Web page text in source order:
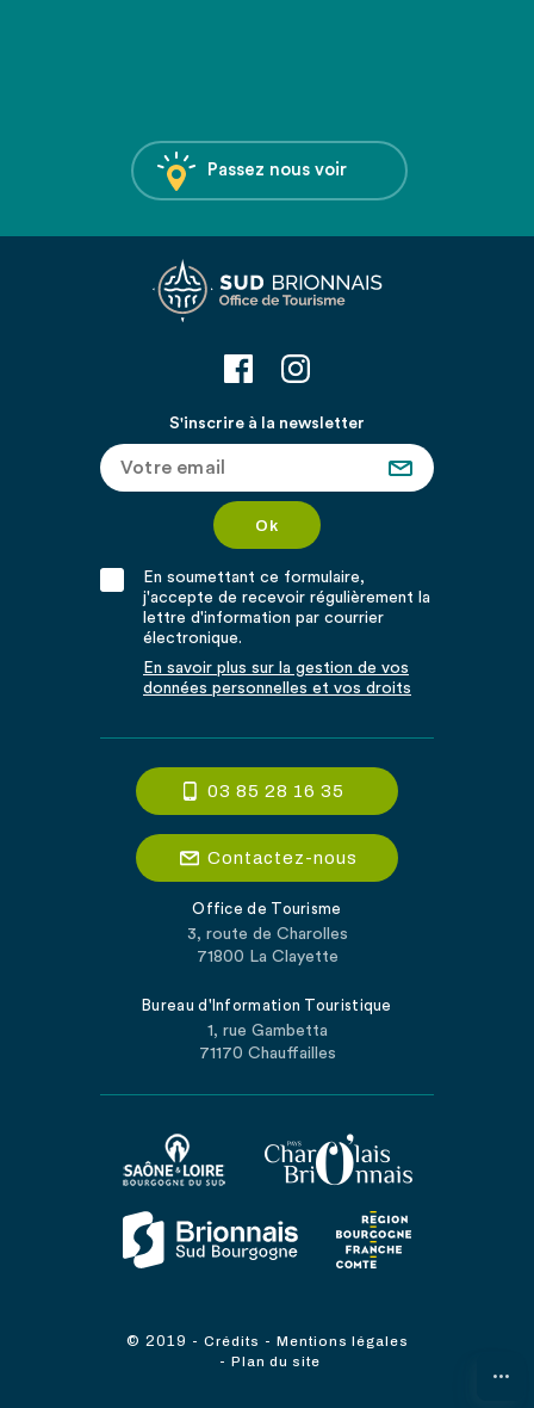
...
Passez nous voir
S'inscrire à la newsletter
En soumettant ce formulaire,
j'accepte de recevoir régulièrement la
lettre d'information par courrier
électronique.
En savoir plus sur la gestion de vos
données personnelles et vos droits
03 85 28 16 35
Contactez-nous
Office de Tourisme
3, route de Charolles
71800 La Clayette
Bureau d'Information Touristique
1, rue Gambetta
71170 Chauffailles
© 2019 - Crédits - Mentions légales
- Plan du site